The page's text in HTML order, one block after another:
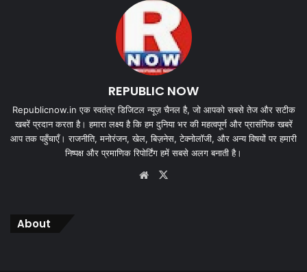
REPUBLIC NOW
Republicnow.in एक स्वतंत्र डिजिटल न्यूज़ चैनल है, जो आपको सबसे तेज और सटीक
खबरें प्रदान करता है। हमारा लक्ष्य है कि हम दुनिया भर की महत्वपूर्ण और प्रासंगिक खबरें
आप तक पहुँचाएँ। राजनीति, मनोरंजन, खेल, बिज़नेस, टेक्नोलॉजी, और अन्य विषयों पर हमारी
निष्पक्ष और प्रमाणिक रिपोर्टिंग हमें सबसे अलग बनाती है।
Website
About